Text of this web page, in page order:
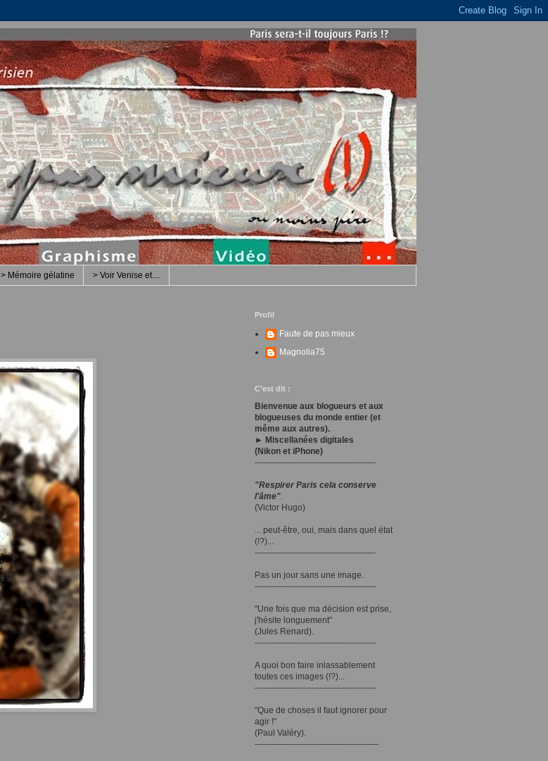
> Mémoire gélatine > Voir Venise et....
Profil
Faute de pas mieux
Magnolia75
C'est dit :
Bienvenue aux blogueurs et aux
blogueuses du monde entier (et
même aux autres).
► Miscellanées digitales
(Nikon et iPhone)
-------------------------------------------
"Respirer Paris cela conserve
l'âme".
(Victor Hugo)
... peut-être, oui, mais dans quel état
(!?)...
-------------------------------------------
Pas un jour sans une image.
-------------------------------------------
"Une fois que ma décision est prise,
j'hésite longuement"
(Jules Renard).
-------------------------------------------
A quoi bon faire inlassablement
toutes ces images (!?)...
-------------------------------------------
"Que de choses il faut ignorer pour
agir !"
(Paul Valéry).
--------------------------------------------